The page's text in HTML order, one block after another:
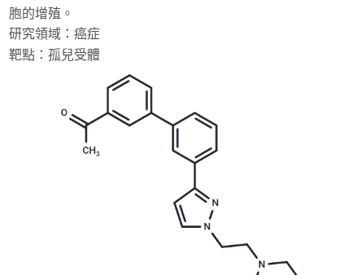
胞的增殖。
研究領域：癌症
靶點：孤兒受體